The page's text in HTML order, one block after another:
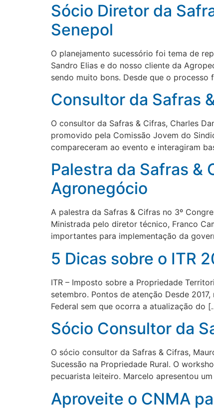
Sócio Diretor da
Senepol
O planejamento sucessório foi tema de
Sandro Elias e do nosso cliente da
sendo muito bons. Desde que o processo
Consultor da Safras
O consultor da Safras & Cifras, Charles
promovido pela Comissão Jovem do
compareceram ao evento e interagiram
Palestra da Safras &
Agronegócio
A palestra da Safras & Cifras no 3º
Ministrada pelo diretor técnico, Franco
importantes para implementação da
5 Dicas sobre o ITR
ITR – Imposto sobre a Propriedade
setembro. Pontos de atenção Desde
Federal sem que ocorra a atualização do
Sócio Consultor da
O sócio consultor da Safras & Cifras,
Sucessão na Propriedade Rural. O
pecuarista leiteiro. Marcelo apresentou
Aproveite o CNMA